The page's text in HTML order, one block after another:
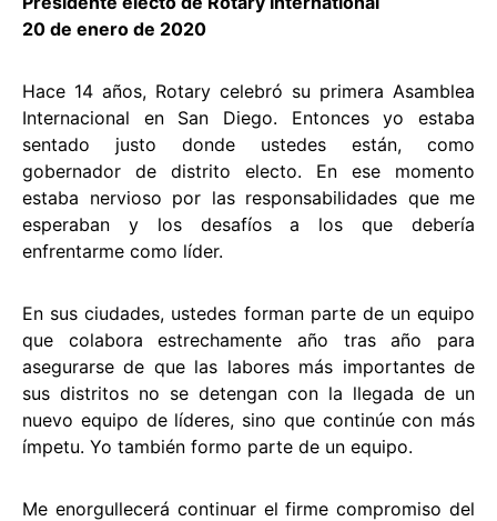
20 de enero de 2020
Hace 14 años, Rotary celebró su primera Asamblea
Internacional en San Diego. Entonces yo estaba
sentado justo donde ustedes están, como
gobernador de distrito electo. En ese momento
estaba nervioso por las responsabilidades que me
esperaban y los desafíos a los que debería
enfrentarme como líder.
En sus ciudades, ustedes forman parte de un equipo
que colabora estrechamente año tras año para
asegurarse de que las labores más importantes de
sus distritos no se detengan con la llegada de un
nuevo equipo de líderes, sino que continúe con más
ímpetu. Yo también formo parte de un equipo.
Me enorgullecerá continuar el firme compromiso del